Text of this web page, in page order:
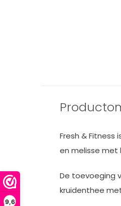
9,6
Fresh &
en melisse met
De toevoeging
kruidenthee